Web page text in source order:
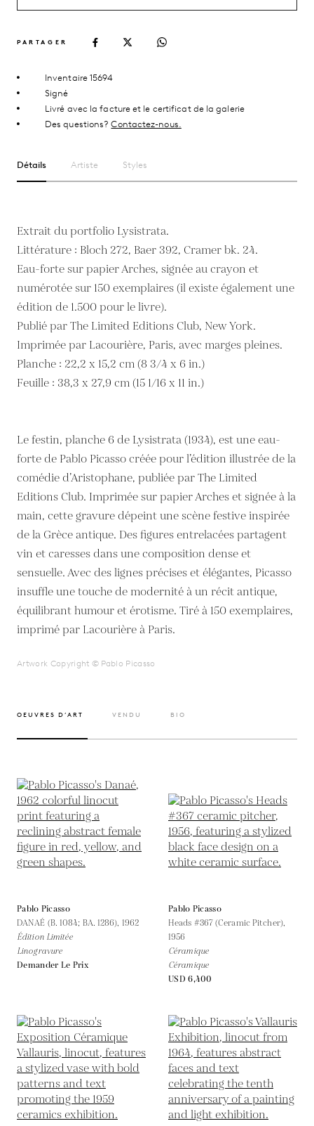
PARTAGER
Inventaire 15694
Signé
Livré avec la facture et le certificat de la galerie
Des questions?Contactez-nous.
Détails Artiste Styles
Extrait du portfolio Lysistrata.
Littérature : Bloch 272, Baer 392, Cramer bk. 24.
Eau-forte sur papier Arches, signée au crayon et
numérotée sur 150 exemplaires (il existe également une
édition de 1.500 pour le livre).
Publié par The Limited Editions Club, New York.
Imprimée par Lacourière, Paris, avec marges pleines.
Planche : 22,2 x 15,2 cm (8 3/4 x 6 in.)
Feuille : 38,3 x 27,9 cm (15 1/16 x 11 in.)
Le festin, planche 6 de Lysistrata (1934), est une eau-
forte de Pablo Picasso créée pour l’édition illustrée de la
comédie d’Aristophane, publiée par The Limited
Editions Club. Imprimée sur papier Arches et signée à la
main, cette gravure dépeint une scène festive inspirée
de la Grèce antique. Des figures entrelacées partagent
vin et caresses dans une composition dense et
sensuelle. Avec des lignes précises et élégantes, Picasso
insuffle une touche de modernité à un récit antique,
équilibrant humour et érotisme. Tiré à 150 exemplaires,
imprimé par Lacourière à Paris.
Artwork Copyright © Pablo Picasso
OEUVRES D’ART VENDU BIO
Pablo Picasso
DANAÉ (B. 1084; BA. 1286), 1962
Édition Limitée
Linogravure
Demander Le Prix
Pablo Picasso
Heads #367 (Ceramic Pitcher),
1956
Céramique
Céramique
USD 6,400